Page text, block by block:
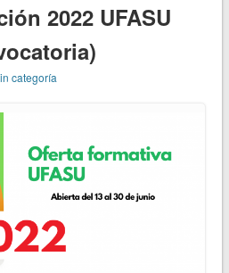
2022 UFASU
categoría